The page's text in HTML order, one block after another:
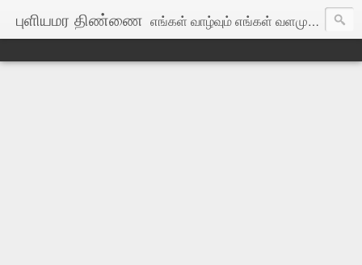
புளியமர திண்ணை எங்கள் வாழ்வும் எங்கள் வளமும் மங்காத தமிழென்று சங்கே முழங்கு! எங்கள் பகைவர் எங்கோ மறைந்தார்: இங்குள்ள தமிழர்கள் ஒன்றாதல் கண்டே!